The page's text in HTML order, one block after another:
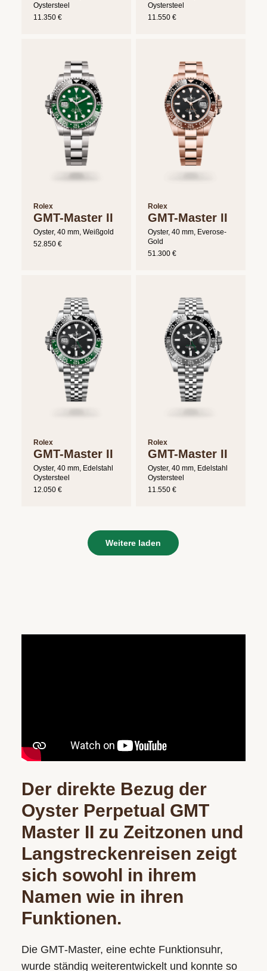
Oystersteel
11.350 €
Oystersteel
11.550 €
Rolex
GMT-Master II
Oyster, 40 mm, Weißgold
52.850 €
Rolex
GMT-Master II
Oyster, 40 mm, Everose-
Gold
51.300 €
Rolex
GMT-Master II
Oyster, 40 mm, Edelstahl
Oystersteel
12.050 €
Rolex
GMT-Master II
Oyster, 40 mm, Edelstahl
Oystersteel
11.550 €
Weitere laden
Der direkte Bezug der
Oyster Perpetual GMT
Master II zu Zeitzonen und
Langstreckenreisen zeigt
sich sowohl in ihrem
Namen wie in ihren
Funktionen.
Die GMT‑Master, eine echte Funktionsuhr,
wurde ständig weiterentwickelt und konnte so